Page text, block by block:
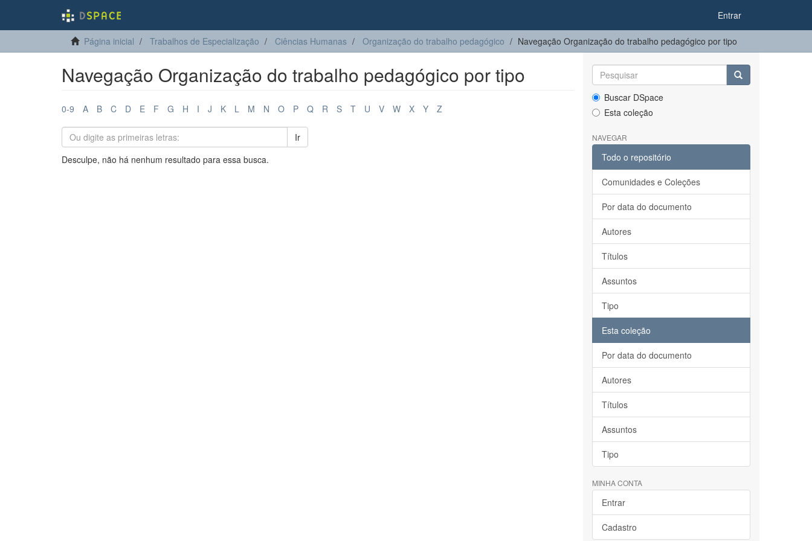
Entrar
Página inicial Trabalhos de Especialização Ciências Humanas Organização do trabalho pedagógico Navegação Organização do trabalho pedagógico por tipo
Navegação Organização do trabalho pedagógico por tipo
0-9 A B C D E F G H I J K L M N O P Q R S T U V W X Y Z
Ir
Desculpe, não há nenhum resultado para essa busca.
Buscar DSpace
Esta coleção
NAVEGAR
Todo o repositório
Comunidades e Coleções
Por data do documento
Autores
Títulos
Assuntos
Tipo
Esta coleção
Por data do documento
Autores
Títulos
Assuntos
Tipo
MINHA CONTA
Entrar
Cadastro